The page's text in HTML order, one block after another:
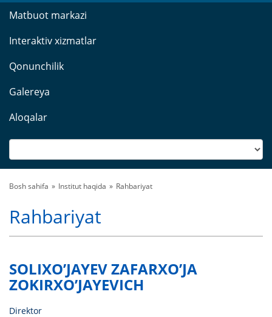
Matbuot markazi
Interaktiv xizmatlar
Qonunchilik
Galereya
Aloqalar
Bosh sahifa Institut haqida Rahbariyat
Rahbariyat
SOLIXO’JAYEV ZAFARXO’JA
ZOKIRXO’JAYEVICH
Direktor